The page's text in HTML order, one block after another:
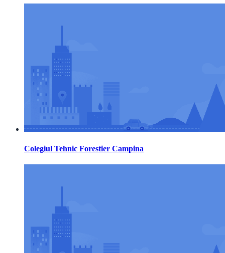
Colegiul Tehnic Forestier Campina